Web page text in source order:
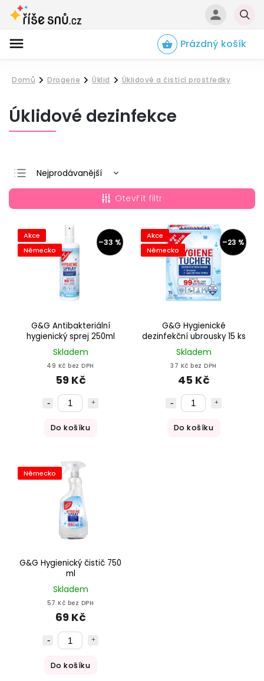
Prázdný košík
Domů
/
Drogerie
/
Úklid
/
Úklidové a čistící prostředky
Úklidové dezinfekce
Nejprodávanější
Nejlevnější
Nejdražší
Abecedně
Otevřít filtr
Akce
Německo
–33 %
G&G Antibakteriální
hygienický sprej 250ml
Skladem
49 Kč bez DPH
59 Kč
Do košíku
Akce
Německo
–23 %
G&G Hygienické
dezinfekční ubrousky 15 ks
Skladem
37 Kč bez DPH
45 Kč
Do košíku
Německo
G&G Hygienický čistič 750
ml
Skladem
57 Kč bez DPH
69 Kč
Do košíku